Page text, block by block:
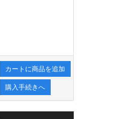
カートに商品を追加
購入手続きへ